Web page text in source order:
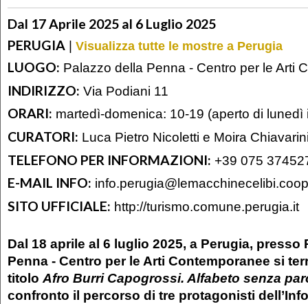
Dal 17 Aprile 2025 al 6 Luglio 2025
PERUGIA | Visualizza tutte le mostre a Perugia
LUOGO: Palazzo della Penna - Centro per le Arti
INDIRIZZO: Via Podiani 11
ORARI: martedì-domenica: 10-19 (aperto di lunedì
CURATORI: Luca Pietro Nicoletti e Moira
TELEFONO PER INFORMAZIONI: +39 075
E-MAIL INFO: info.perugia@lemacchinecelibi.coop
SITO UFFICIALE: http://turismo.comune.perugia.it
Dal 18 aprile al 6 luglio 2025, a Perugia, presso
Penna - Centro per le Arti Contemporanee si
titolo Afro Burri Capogrossi. Alfabeto senza
confronto il percorso di tre protagonisti